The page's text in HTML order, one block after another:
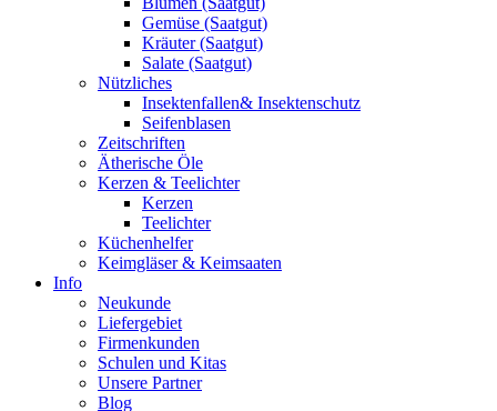
Gemüse (Saatgut)
Kräuter (Saatgut)
Salate (Saatgut)
Nützliches
Insektenfallen& Insektenschutz
Seifenblasen
Zeitschriften
Ätherische Öle
Kerzen & Teelichter
Kerzen
Teelichter
Küchenhelfer
Keimgläser & Keimsaaten
Info
Neukunde
Liefergebiet
Firmenkunden
Schulen und Kitas
Unsere Partner
Blog